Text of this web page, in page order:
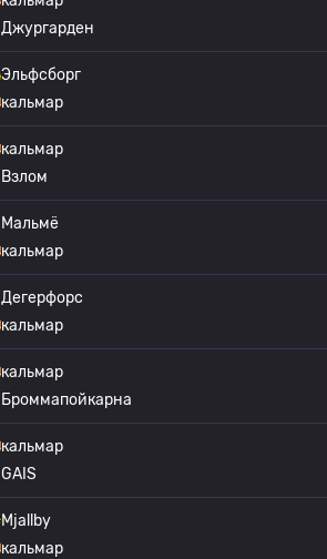
Джургарден
Эльфсборг
кальмар
кальмар
Взлом
Мальмё
кальмар
Дегерфорс
кальмар
кальмар
Броммапойкарна
кальмар
GAIS
Mjallby
кальмар